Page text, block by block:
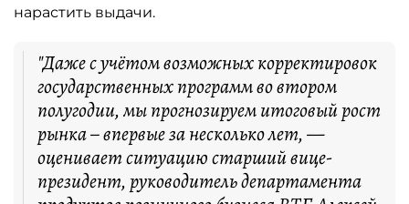
нарастить выдачи.
"Даже с учётом возможных корректировок
государственных программ во втором
полугодии, мы прогнозируем итоговый рост
рынка – впервые за несколько лет, —
оценивает ситуацию старший вице-
президент, руководитель департамента